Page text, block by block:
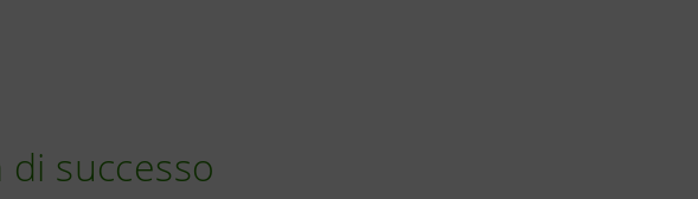
di successo